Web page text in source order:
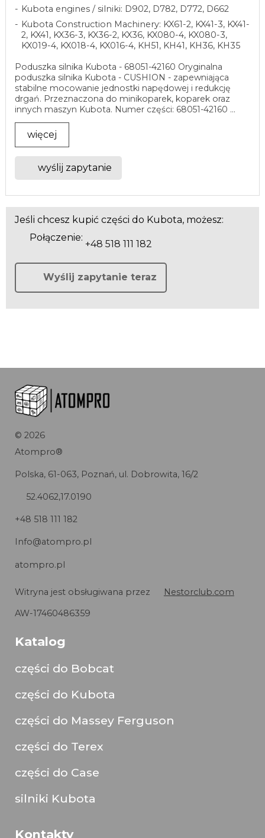
Kubota engines / silniki: D902, D782, D772, D662
Kubota Construction Machinery: KX61-2, KX41-3, KX41-
2, KX41, KX36-3, KX36-2, KX36, KX080-4, KX080-3,
KX019-4, KX018-4, KX016-4, KH51, KH41, KH36, KH35
Poduszka silnika Kubota - 68051-42160 Oryginalna
poduszka silnika Kubota - CUSHION - zapewniająca
stabilne mocowanie jednostki napędowej i redukcję
drgań. Przeznaczona do minikoparek, koparek oraz
innych maszyn Kubota. Numer części: 68051-42160 ...
więcej
wyślij zapytanie
Jeśli chcesz kupić części do Kubota, możesz:
Połączenie:
+48 518 111 182
Wyślij zapytanie teraz
© 2026
Atompro®
Polska, 61-063, Poznań, ul. Dobrowita, 16/2
52.4062,17.0190
+48 518 111 182
Info@atompro.pl
atompro.pl
Witryna jest obsługiwana przez
Nestorclub.com
AW-17460486359
Katalog
części do Bobcat
części do Kubota
części do Massey Ferguson
części do Terex
części do Case
silniki Kubota
Kontakty